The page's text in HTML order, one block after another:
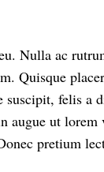
Nulla ac
Quisque
suscipit, felis a
augue ut lorem
pretium